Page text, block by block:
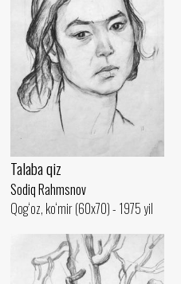
Talaba qiz
Sodiq Rahmsnov
Qog‘oz, ko‘mir (60x70) - 1975 yil